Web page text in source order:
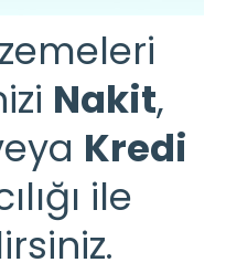
Nakit,
Kredi
ile